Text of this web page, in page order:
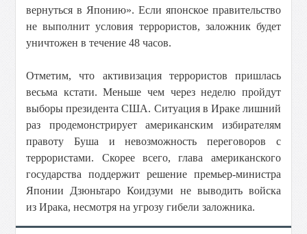
вернуться в Японию». Если японское правительство
не выполнит условия террористов, заложник будет
уничтожен в течение 48 часов.
Отметим, что активизация террористов пришлась
весьма кстати. Меньше чем через неделю пройдут
выборы президента США. Ситуация в Ираке лишний
раз продемонстрирует американским избирателям
правоту Буша и невозможность переговоров с
террористами. Скорее всего, глава американского
государства поддержит решение премьер-министра
Японии Дзюньтаро Коидзуми не выводить войска
из Ирака, несмотря на угрозу гибели заложника.